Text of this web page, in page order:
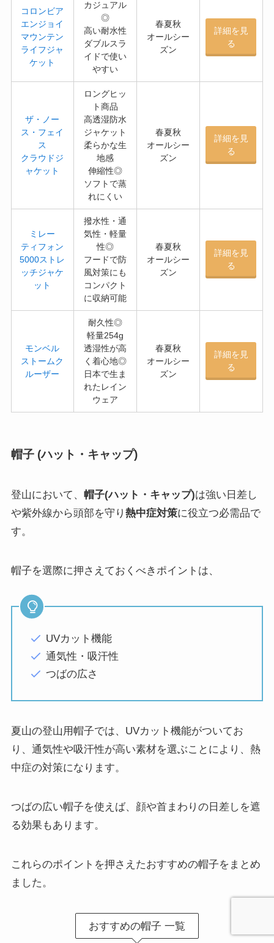
コロンビア
エンジョイ
マウンテン
ライフジャ
ケット
カジュアル
◎
高い耐水性
ダブルスラ
イドで使い
やすい
春夏秋
オールシー
ズン
詳細を見
る
ザ・ノー
ス・フェイ
ス
クラウドジ
ャケット
ロングヒッ
ト商品
高透湿防水
ジャケット
柔らかな生
地感
伸縮性◎
ソフトで蒸
れにくい
春夏秋
オールシー
ズン
詳細を見
る
ミレー
ティフォン
5000ストレ
ッチジャケ
ット
撥水性・通
気性・軽量
性◎
フードで防
風対策にも
コンパクト
に収納可能
春夏秋
オールシー
ズン
詳細を見
る
モンベル
ストームク
ルーザー
耐久性◎
軽量254g
透湿性が高
く着心地◎
日本で生ま
れたレイン
ウェア
春夏秋
オールシー
ズン
詳細を見
る
帽子 (ハット・キャップ)
登山において、 帽子(ハット・キャップ)は強い日差し
や紫外線から頭部を守り 熱中症対策に役立つ必需品で
す。
帽子を選際に押さえておくべきポイントは、
UVカット機能
通気性・吸汗性
つばの広さ
夏山の登山用帽子では、UVカット機能がついてお
り、通気性や吸汗性が高い素材を選ぶことにより、熱
中症の対策になります。
つばの広い帽子を使えば、顔や首まわりの日差しを遮
る効果もあります。
これらのポイントを押さえたおすすめの帽子をまとめ
ました。
おすすめの帽子 一覧